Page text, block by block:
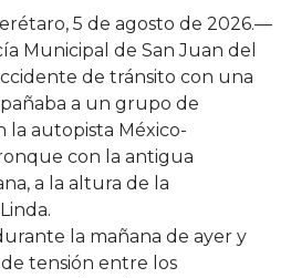
5 de agosto de 2026.—
Municipal de San Juan del
de tránsito con una
a un grupo de
la autopista México-
con la antigua
a la altura de la
la mañana de ayer y
tensión entre los